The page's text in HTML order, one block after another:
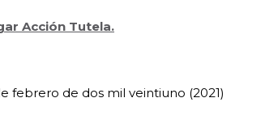
Acción Tutela.
febrero de dos mil veintiuno (2021)